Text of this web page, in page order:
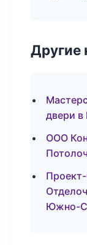
Другие
двери
ООО
Южно-